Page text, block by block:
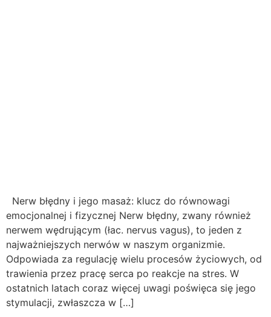
Nerw błędny i jego masaż: klucz do równowagi
emocjonalnej i fizycznej Nerw błędny, zwany również
nerwem wędrującym (łac. nervus vagus), to jeden z
najważniejszych nerwów w naszym organizmie.
Odpowiada za regulację wielu procesów życiowych, od
trawienia przez pracę serca po reakcje na stres. W
ostatnich latach coraz więcej uwagi poświęca się jego
stymulacji, zwłaszcza w […]